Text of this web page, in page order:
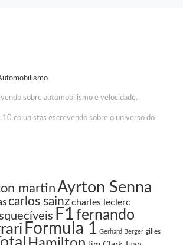
sobre automobilismo e velocidade.
colunistas escrevendo sobre o universo do
martinAyrton Senna
carlos sainzcharles leclerc
F1 fernando
Formula 1 Gerhard Berger gilles